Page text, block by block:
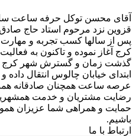
قزوین نزد مرحوم استاد حاج
کرج آغاز نموده و تاکنون به
گذشت زمان و گسترش شهر کرج
ابتدای خیابان چالوس انتقال
عرصه ساعت همچنان صادقانه
رضایت مشتریان و خدمت
حمایت و همراهی شما عزیزان
باشیم.
ارتباط با ما